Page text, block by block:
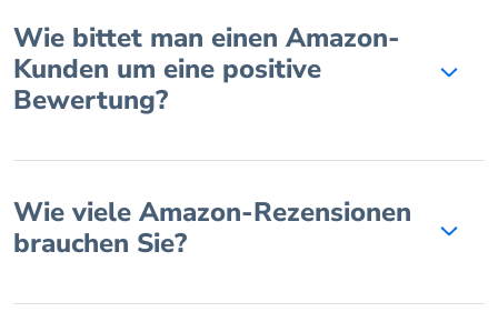
Wie bittet man einen Amazon-
Kunden um eine positive
Bewertung?
Wie viele Amazon-Rezensionen
brauchen Sie?